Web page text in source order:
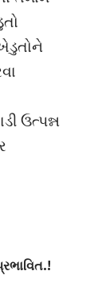
ઉત્પન્ન